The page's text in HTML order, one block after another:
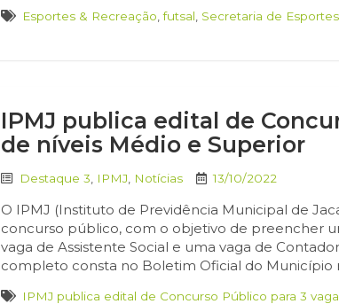
Esportes & Recreação ,futsal Secretaria de
IPMJ publica edital de
de níveis Médio e Superior
Destaque 3 IPMJ Notícias 13/10/2022
O IPMJ (Instituto de Previdência Municipal de
concurso público, com o objetivo de preencher
vaga de Assistente Social e uma vaga de
completo consta no Boletim Oficial do Município
IPMJ publica edital de Concurso Público para 3